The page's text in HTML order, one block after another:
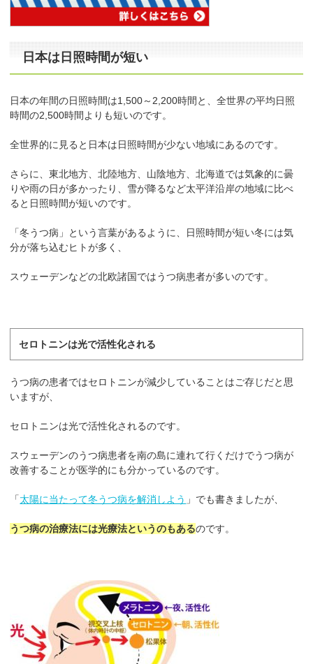
日本は日照時間が短い
日本の年間の日照時間は1,500～2,200時間と、全世界の平均日照
時間の2,500時間よりも短いのです。
全世界的に見ると日本は日照時間が少ない地域にあるのです。
さらに、東北地方、北陸地方、山陰地方、北海道では気象的に曇
りや雨の日が多かったり、雪が降るなど太平洋沿岸の地域に比べ
ると日照時間が短いのです。
「冬うつ病」という言葉があるように、日照時間が短い冬には気
分が落ち込むヒトが多く、
スウェーデンなどの北欧諸国ではうつ病患者が多いのです。
セロトニンは光で活性化される
うつ病の患者ではセロトニンが減少していることはご存じだと思
いますが、
セロトニンは光で活性化されるのです。
スウェーデンのうつ病患者を南の島に連れて行くだけでうつ病が
改善することが医学的にも分かっているのです。
「太陽に当たって冬うつ病を解消しよう 」でも書きましたが、
うつ病の治療法には光療法というのもあるのです。